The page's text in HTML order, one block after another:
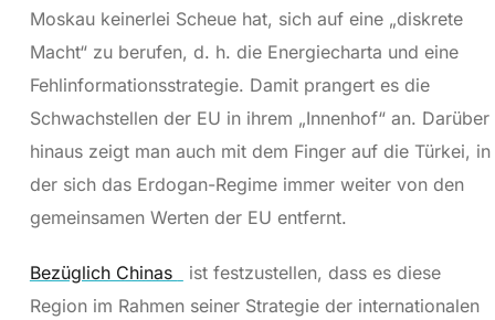
Moskau keinerlei Scheue hat, sich auf eine „diskrete
Macht“ zu berufen, d. h. die Energiecharta und eine
Fehlinformationsstrategie. Damit prangert es die
Schwachstellen der EU in ihrem „Innenhof“ an. Darüber
hinaus zeigt man auch mit dem Finger auf die Türkei, in
der sich das Erdogan-Regime immer weiter von den
gemeinsamen Werten der EU entfernt.
Bezüglich Chinas
ist festzustellen, dass es diese
Region im Rahmen seiner Strategie der internationalen